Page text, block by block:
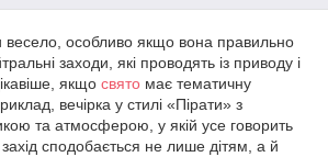
весело, особливо якщо вона правильно
заходи, які проводять із приводу і
якщо свято має тематичну
вечірка у стилі «Пірати» з
та атмосферою, у якій усе говорить
сподобається не лише дітям, а й